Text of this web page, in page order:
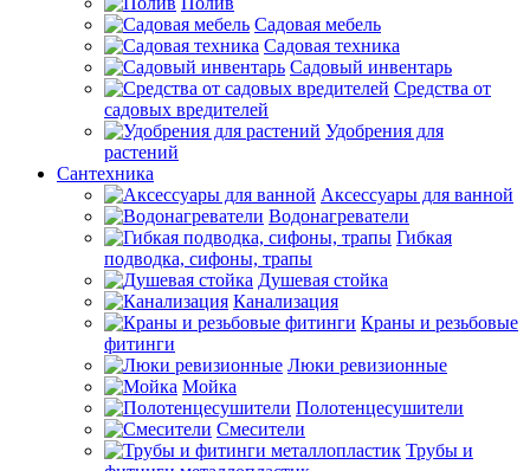
Садовая мебель
Садовая техника
Садовый инвентарь
Средства от
садовых вредителей
Удобрения для
растений
Сантехника
Аксессуары для ванной
Водонагреватели
Гибкая
подводка, сифоны, трапы
Душевая стойка
Канализация
Краны и резьбовые
фитинги
Люки ревизионные
Мойка
Полотенцесушители
Смесители
Трубы и